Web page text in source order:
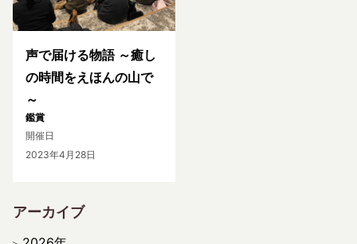
声で届ける物語 ～癒し
の時間をえほんの山で
～
鑑賞
開催日
2023年4月28日
アーカイブ